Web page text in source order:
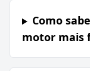
Como
motor mais